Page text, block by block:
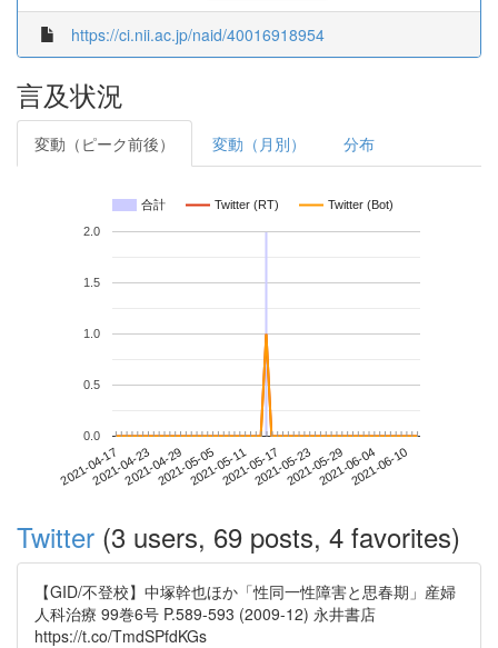
https://ci.nii.ac.jp/naid/40016918954
言及状況
変動（ピーク前後） 変動（月別） 分布
合計 Twitter (RT) Twitter (Bot)
2021-04-172021-04-232021-04-292021-05-052021-05-112021-05-172021-05-232021-05-292021-06-042021-06-10
0.0
0.5
1.0
1.5
2.0
Twitter (3 users, 69 posts, 4 favorites)
【GID/不登校】中塚幹也ほか「性同一性障害と思春期」産婦
人科治療 99巻6号 P.589-593 (2009-12) 永井書店
https://t.co/TmdSPfdKGs